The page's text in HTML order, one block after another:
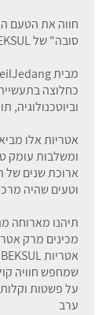
חווה את הטעם
סובה" של BEKSUL
כחלוצה
אטריות אלו
ומשלבות עומק
ארוכת שנים של
וטעים שהיה
תיהנו מארוחה
מכינים מרק
שמחפש חוויה
על פשטות
ערב